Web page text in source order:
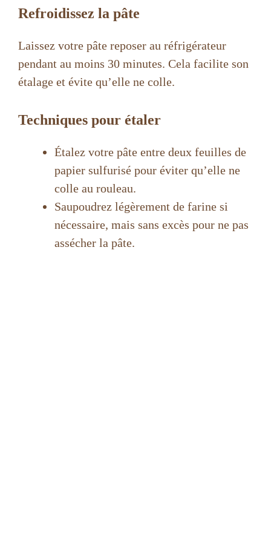
y
V
i
d
e
o
Refroidissez la pâte
Laissez votre pâte reposer au réfrigérateur
pendant au moins 30 minutes. Cela facilite son
étalage et évite qu’elle ne colle.
Techniques pour étaler
Étalez votre pâte entre deux feuilles de
papier sulfurisé pour éviter qu’elle ne
colle au rouleau.
Saupoudrez légèrement de farine si
nécessaire, mais sans excès pour ne pas
assécher la pâte.